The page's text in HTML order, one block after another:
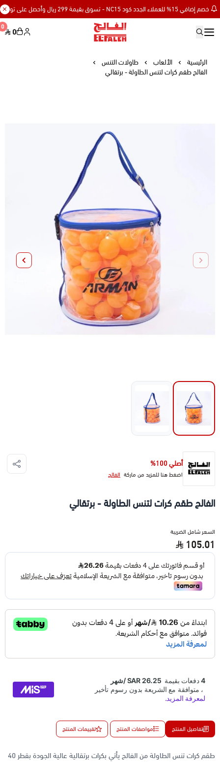
خصم إضافي 15% للعملاء الجدد كود NC15 - تسوق بقيمة 299 ريال وأحصل على توصيل مجاني
0 0
الرئيسية الألعاب
طاولات التنس
الفالح طقم كرات لتنس الطاولة - برتقالي
أصلي 100%
اضغط هنا للمزيد من ماركة الفالح
الفالح طقم كرات لتنس الطاولة - برتقالي
السعر شامل الضريبة
105.01
تفاصيل المنتج مواصفات المنتج تقييمات المنتج
طقم كرات تنس الطاولة من الفالح يأتي بكرات برتقالية عالية الجودة بقطر 40